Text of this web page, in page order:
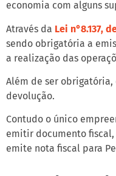
economia com alguns
Através da Lei n°8.137,
sendo obrigatória a
a realização das
Além de ser
devolução.
Contudo o único
emitir documento fiscal,
emite nota fiscal para